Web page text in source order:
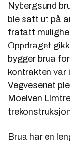
Nybergsund
ble satt ut på
fratatt
Oppdraget
bygger brua
kontrakten var
Vegvesenet
Moelven
Brua har en